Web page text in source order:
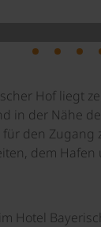
Hof liegt
in der Nähe
den Zugang
dem Hafen
Hotel